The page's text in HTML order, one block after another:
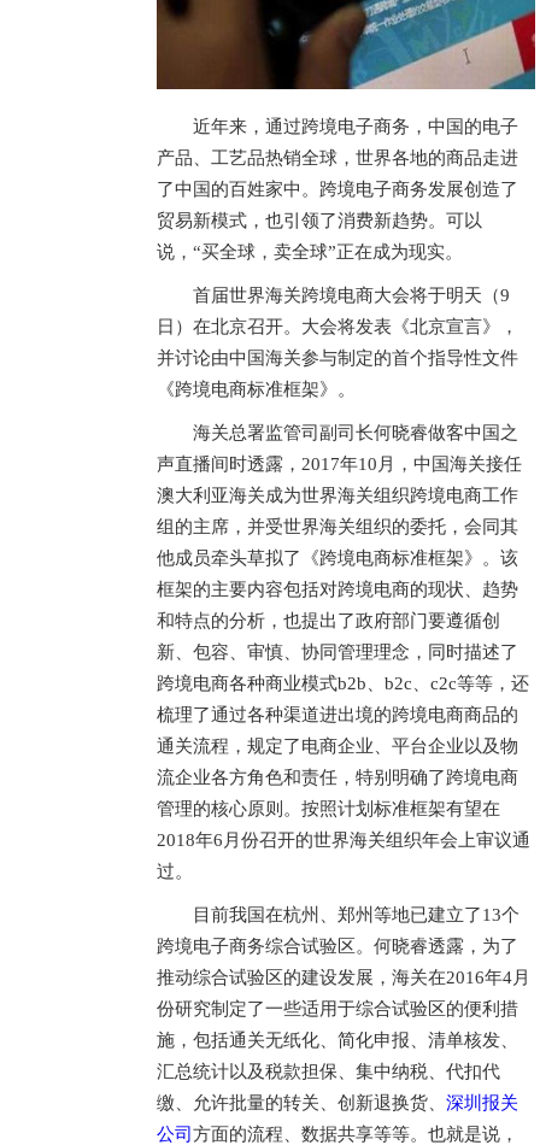
近年来，通过跨境电子商务，中国的电子
产品、工艺品热销全球，世界各地的商品走进
了中国的百姓家中。跨境电子商务发展创造了
贸易新模式，也引领了消费新趋势。可以
说，“买全球，卖全球”正在成为现实。
首届世界海关跨境电商大会将于明天（9
日）在北京召开。大会将发表《北京宣言》，
并讨论由中国海关参与制定的首个指导性文件
《跨境电商标准框架》。
海关总署监管司副司长何晓睿做客中国之
声直播间时透露，2017年10月，中国海关接任
澳大利亚海关成为世界海关组织跨境电商工作
组的主席，并受世界海关组织的委托，会同其
他成员牵头草拟了《跨境电商标准框架》。该
框架的主要内容包括对跨境电商的现状、趋势
和特点的分析，也提出了政府部门要遵循创
新、包容、审慎、协同管理理念，同时描述了
跨境电商各种商业模式b2b、b2c、c2c等等，还
梳理了通过各种渠道进出境的跨境电商商品的
通关流程，规定了电商企业、平台企业以及物
流企业各方角色和责任，特别明确了跨境电商
管理的核心原则。按照计划标准框架有望在
2018年6月份召开的世界海关组织年会上审议通
过。
目前我国在杭州、郑州等地已建立了13个
跨境电子商务综合试验区。何晓睿透露，为了
推动综合试验区的建设发展，海关在2016年4月
份研究制定了一些适用于综合试验区的便利措
施，包括通关无纸化、简化申报、清单核发、
汇总统计以及税款担保、集中纳税、代扣代
缴、允许批量的转关、创新退换货、 深圳报关
公司 方面的流程、数据共享等等。也就是说，